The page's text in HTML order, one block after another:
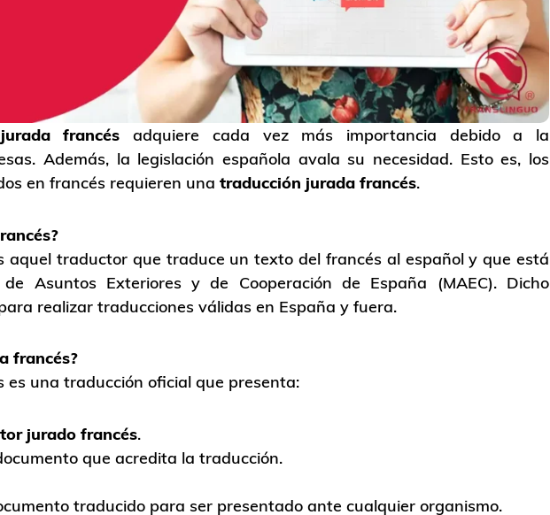
francés adquiere cada vez más importancia debido a la
Además, la legislación española avala su necesidad. Esto es, los
en francés requieren una traducción jurada francés.
aquel traductor que traduce un texto del francés al español y que está
Asuntos Exteriores y de Cooperación de España (MAEC). Dicho
realizar traducciones válidas en España y fuera.
francés?
una traducción oficial que presenta:
jurado francés.
que acredita la traducción.
traducido para ser presentado ante cualquier organismo.